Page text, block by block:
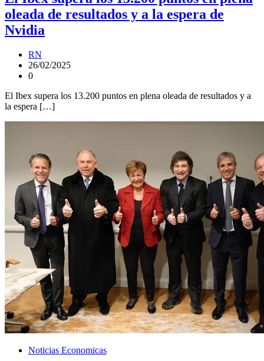
oleada de resultados y a la espera de
Nvidia
RN
26/02/2025
0
El Ibex supera los 13.200 puntos en plena oleada de resultados y a
la espera […]
Noticias Economicas